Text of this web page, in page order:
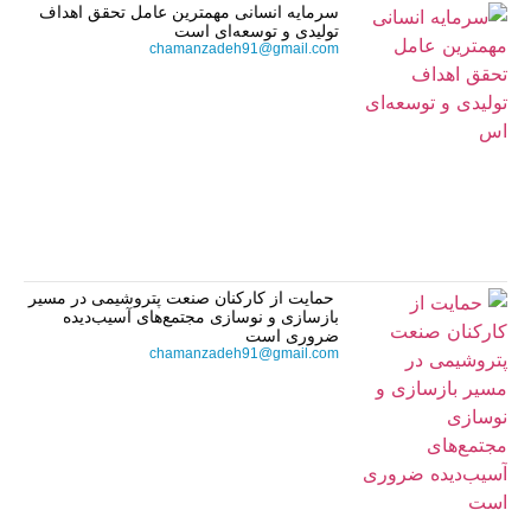
سرمایه انسانی مهمترین عامل تحقق اهداف
تولیدی و توسعه‌ای است
chamanzadeh91@gmail.com
حمایت از کارکنان صنعت پتروشیمی در مسیر
بازسازی و نوسازی مجتمع‌های آسیب‌دیده
ضروری است
chamanzadeh91@gmail.com